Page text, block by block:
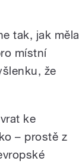
tak, jak měla
místní
že
ke
– prostě z